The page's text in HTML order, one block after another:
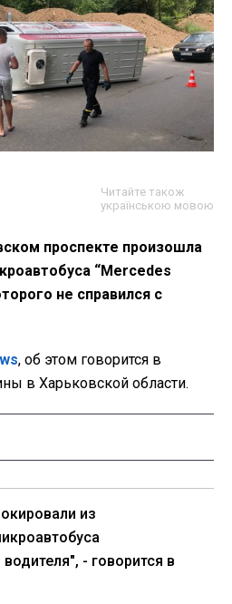
Читайте також
українською мовою
проспекте произошла
“Mercedes
не справился с
, об этом говорится в
в Харьковской области.
из
- говорится в